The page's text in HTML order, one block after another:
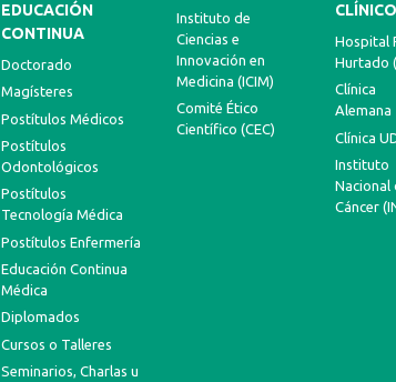
EDUCACIÓN
CONTINUA
Doctorado
Magísteres
Postítulos Médicos
Postítulos
Odontológicos
Postítulos
Tecnología Médica
Postítulos Enfermería
Educación Continua
Médica
Diplomados
Cursos o Talleres
Seminarios, Charlas u
Instituto de
Ciencias e
Innovación en
Medicina (ICIM)
Comité Ético
Científico (CEC)
Hospital
Hurtado
Clínica
Alemana
Clínica
Instituto
Nacional
Cáncer